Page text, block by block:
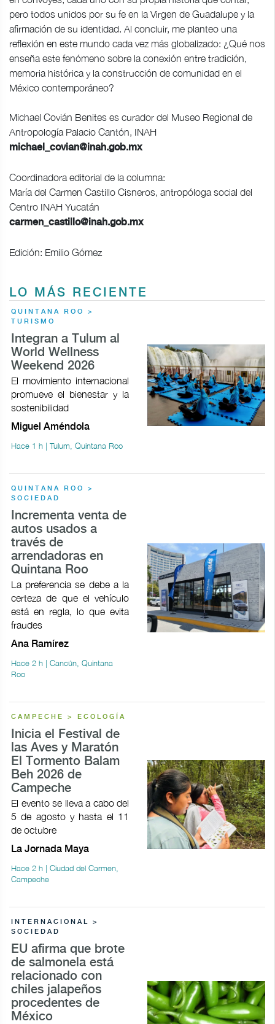
pero todos unidos por su fe en la Virgen de Guadalupe y la
afirmación de su identidad. Al concluir, me planteo una
reflexión en este mundo cada vez más globalizado: ¿Qué nos
enseña este fenómeno sobre la conexión entre tradición,
memoria histórica y la construcción de comunidad en el
México contemporáneo?
Michael Covián Benites es curador del Museo Regional de
Antropología Palacio Cantón, INAH
michael_covian@inah.gob.mx
Coordinadora editorial de la columna:
María del Carmen Castillo Cisneros, antropóloga social del
Centro INAH Yucatán
carmen_castillo@inah.gob.mx
Edición: Emilio Gómez
LO MÁS RECIENTE
QUINTANA ROO >
TURISMO
Integran a Tulum al
World Wellness
Weekend 2026
El movimiento internacional
promueve el bienestar y la
sostenibilidad
Miguel Améndola
Hace 1 h | Tulum, Quintana Roo
QUINTANA ROO >
SOCIEDAD
Incrementa venta de
autos usados a
través de
arrendadoras en
Quintana Roo
La preferencia se debe a la
certeza de que el vehículo
está en regla, lo que evita
fraudes
Ana Ramírez
Hace 2 h | Cancún, Quintana
Roo
CAMPECHE > ECOLOGÍA
Inicia el Festival de
las Aves y Maratón
El Tormento Balam
Beh 2026 de
Campeche
El evento se lleva a cabo del
5 de agosto y hasta el 11
de octubre
La Jornada Maya
Hace 2 h | Ciudad del Carmen,
Campeche
INTERNACIONAL >
SOCIEDAD
EU afirma que brote
de salmonela está
relacionado con
chiles jalapeños
procedentes de
México